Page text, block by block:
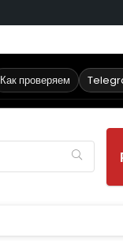
Как проверяем